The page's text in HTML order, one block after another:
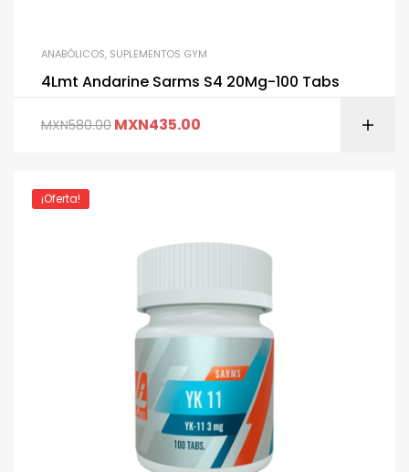
ANABÓLICOS, SUPLEMENTOS GYM
4Lmt Andarine Sarms S4 20Mg-100 Tabs
MXN580.00 MXN435.00
¡Oferta!